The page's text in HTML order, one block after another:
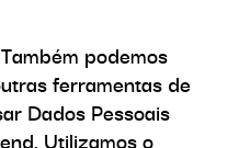
Também podemos
ferramentas de
Dados Pessoais
Utilizamos o